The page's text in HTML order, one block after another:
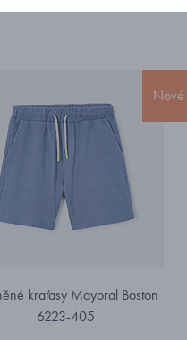
Nové
kraťasy Mayoral Boston
6223-405